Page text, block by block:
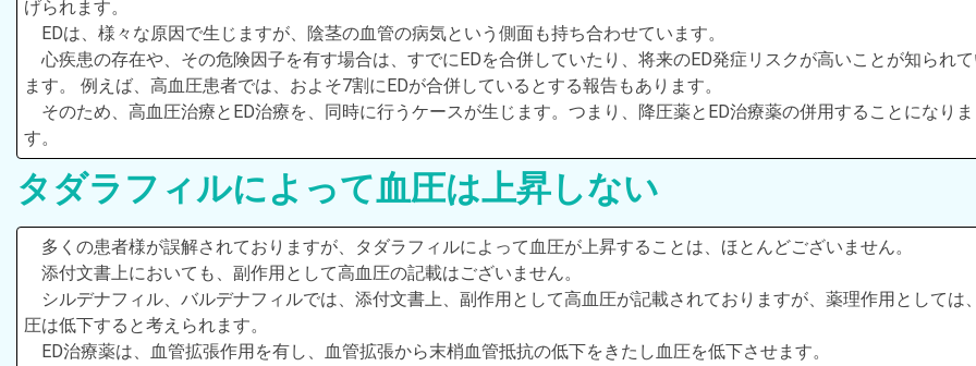
げられます。
EDは、様々な原因で生じますが、陰茎の血管の病気という側面も持ち合わせています。
心疾患の存在や、その危険因子を有す場合は、すでにEDを合併していたり、将来のED発症リスクが高いことが知られ
ます。 例えば、高血圧患者では、およそ7割にEDが合併しているとする報告もあります。
そのため、高血圧治療とED治療を、同時に行うケースが生じます。つまり、降圧薬とED治療薬の併用することになりま
す。
タダラフィルによって血圧は上昇しない
多くの患者様が誤解されておりますが、タダラフィルによって血圧が上昇することは、ほとんどございません。
添付文書上においても、副作用として高血圧の記載はございません。
シルデナフィル、バルデナフィルでは、添付文書上、副作用として高血圧が記載されておりますが、薬理作用としては
圧は低下すると考えられます。
ED治療薬は、血管拡張作用を有し、血管拡張から末梢血管抵抗の低下をきたし血圧を低下させます。